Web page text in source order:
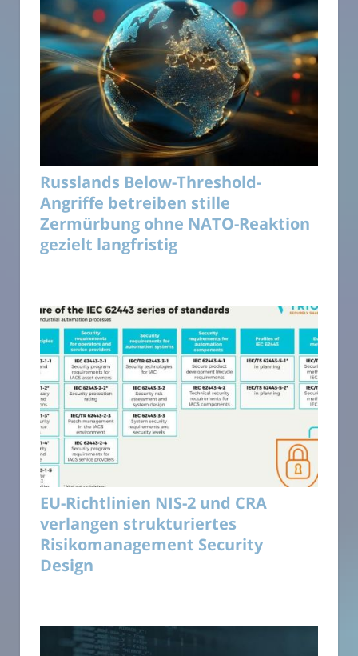
Russlands Below-Threshold-
Angriffe betreiben stille
Zermürbung ohne NATO-Reaktion
gezielt langfristig
EU-Richtlinien NIS-2 und CRA
verlangen strukturiertes
Risikomanagement Security
Design